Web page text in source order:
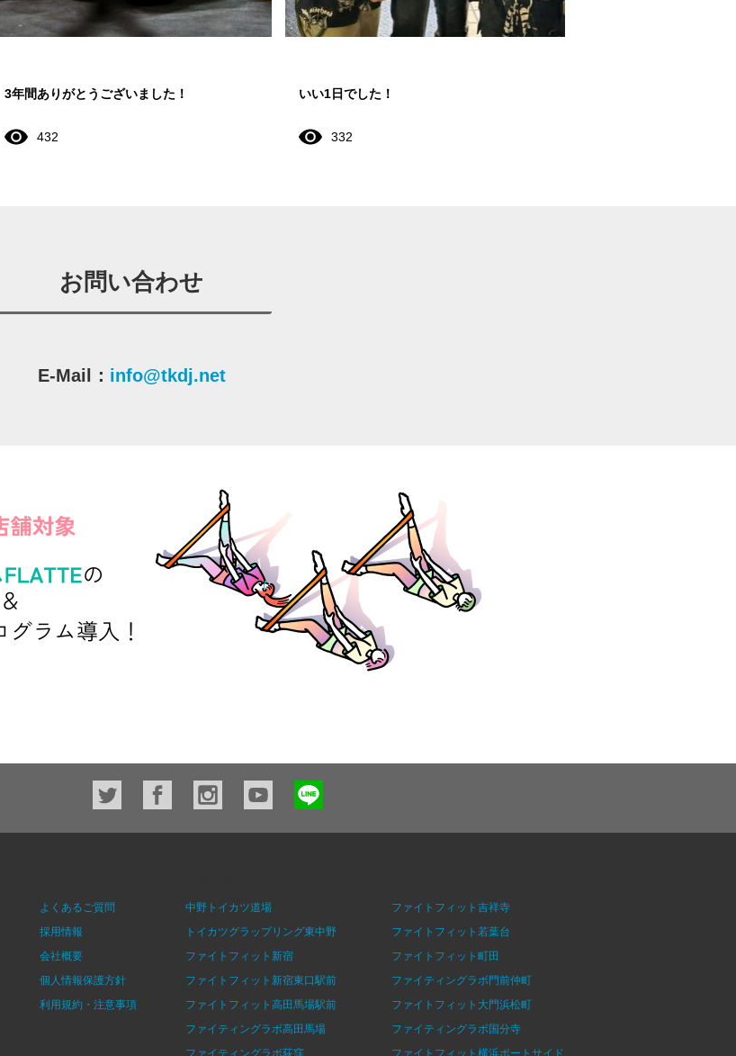
3年間ありがとうございました！
432
いい1日でした！
332
お問い合わせ
E-Mail： info@tkdj.net
よくあるご質問
採用情報
会社概要
個人情報保護方針
利用規約・注意事項
中野トイカツ道場
トイカツグラップリング東中野
ファイトフィット新宿
ファイトフィット新宿東口駅前
ファイトフィット高田馬場駅前
ファイティングラボ高田馬場
ファイトフィット吉祥寺
ファイトフィット若葉台
ファイトフィット町田
ファイティングラボ門前仲町
ファイトフィット大門浜松町
ファイティングラボ国分寺